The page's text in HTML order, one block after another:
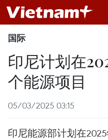
国际
印尼计划在
个能源项目
05/03/2025 03:15
印尼能源部计划在